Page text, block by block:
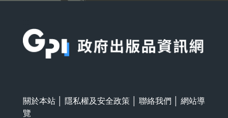
關於本站 隱私權及安全政策 聯絡我們
網站導
覽